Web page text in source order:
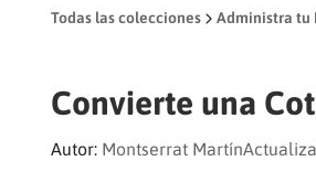
Todas las colecciones Administra tu
Convierte una
Autor: Montserrat Martín